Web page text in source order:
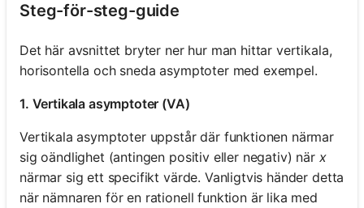
Steg-för-steg-guide
Det här avsnittet bryter ner hur man hittar vertikala,
horisontella och sneda asymptoter med exempel.
1. Vertikala asymptoter (VA)
Vertikala asymptoter uppstår där funktionen närmar
sig oändlighet (antingen positiv eller negativ) när x
närmar sig ett specifikt värde. Vanligtvis händer detta
när nämnaren för en rationell funktion är lika med